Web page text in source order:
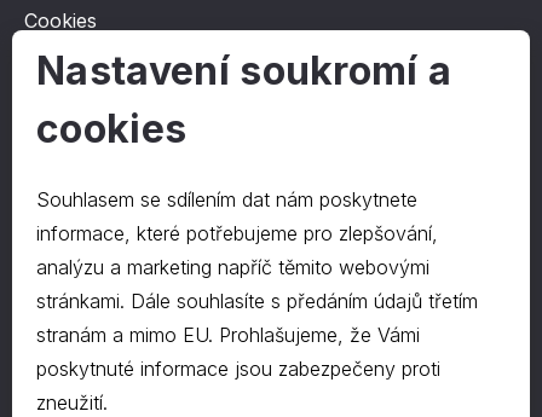
Cookies
Ochrana osobních údajů
O společnosti
Kontakt
O nás
Kontakty
577 222 666
©2024 PD-HRAPA s.r.o.
Nastavení soukromí a
cookies
Souhlasem se sdílením dat nám poskytnete
informace, které potřebujeme pro zlepšování,
analýzu a marketing napříč těmito webovými
stránkami. Dále souhlasíte s předáním údajů třetím
stranám a mimo EU. Prohlašujeme, že Vámi
poskytnuté informace jsou zabezpečeny proti
zneužití.